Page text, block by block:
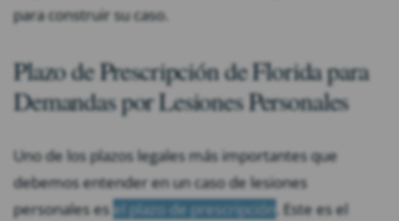
para construir su caso.
Plazo de Prescripción de Florida para
Demandas por Lesiones Personales
Uno de los plazos legales más importantes que
debemos entender en un caso de lesiones
personales es el plazo de prescripción . Este es el